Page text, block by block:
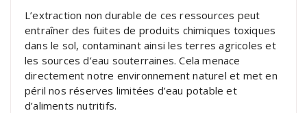
L’extraction non durable de ces ressources peut
entraîner des fuites de produits chimiques toxiques
dans le sol, contaminant ainsi les terres agricoles et
les sources d’eau souterraines. Cela menace
directement notre environnement naturel et met en
péril nos réserves limitées d’eau potable et
d’aliments nutritifs.